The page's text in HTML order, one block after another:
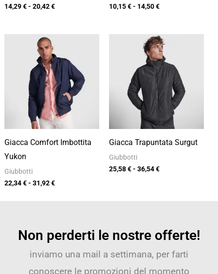
14,29€- 20,42€ 10,15€- 14,50€
Giacca Comfort Imbottita
Yukon
Giubbotti
22,34€- 31,92€
prezzo:
da
22,34 €
a
31,92 €
Giacca Trapuntata Surgut
Giubbotti
25,58€- 36,54€
Fascia
di
prezzo:
da
25,58 €
36,54 €
Non perderti le nostre offerte!
inviamo una mail a settimana, per farti
conoscere le promozioni del momento